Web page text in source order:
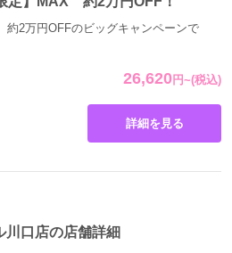
レンド・ブランドなど数多く取
26,620円~(税込)
2万円OFFのビッグキャンペーンで
詳細を見る
口店の店舗詳細